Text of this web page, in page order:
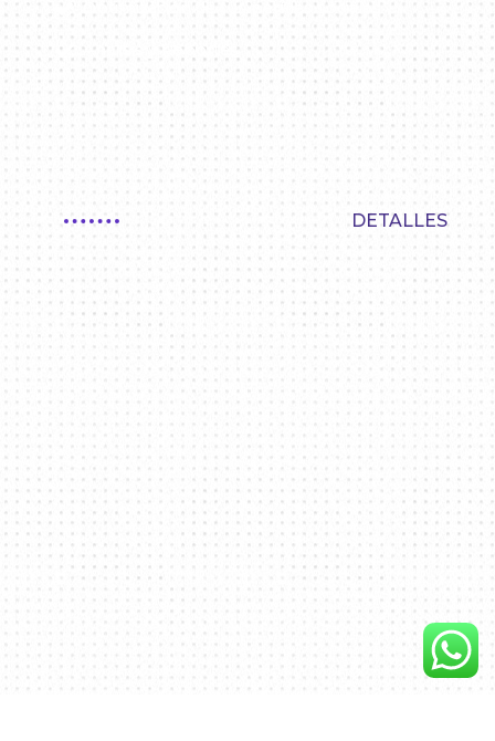
Optimización de tus perfiles sociales
Análisis y Reportes
DETALLES